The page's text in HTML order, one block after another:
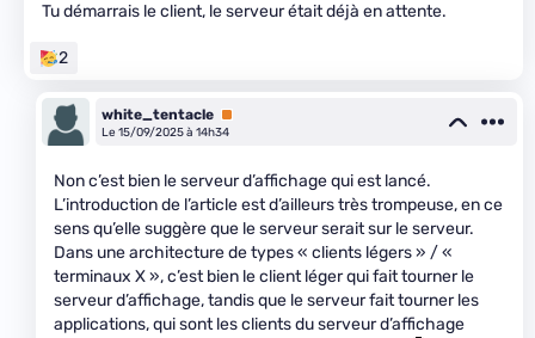
Tu démarrais le client, le serveur était déjà en attente.
2
white_tentacle Premium
Le 15/09/2025 à 14h34
Non c’est bien le serveur d’affichage qui est lancé.
L’introduction de l’article est d’ailleurs très trompeuse, en ce
sens qu’elle suggère que le serveur serait sur le serveur.
Dans une architecture de types « clients légers » / «
terminaux X », c’est bien le client léger qui fait tourner le
serveur d’affichage, tandis que le serveur fait tourner les
applications, qui sont les clients du serveur d’affichage